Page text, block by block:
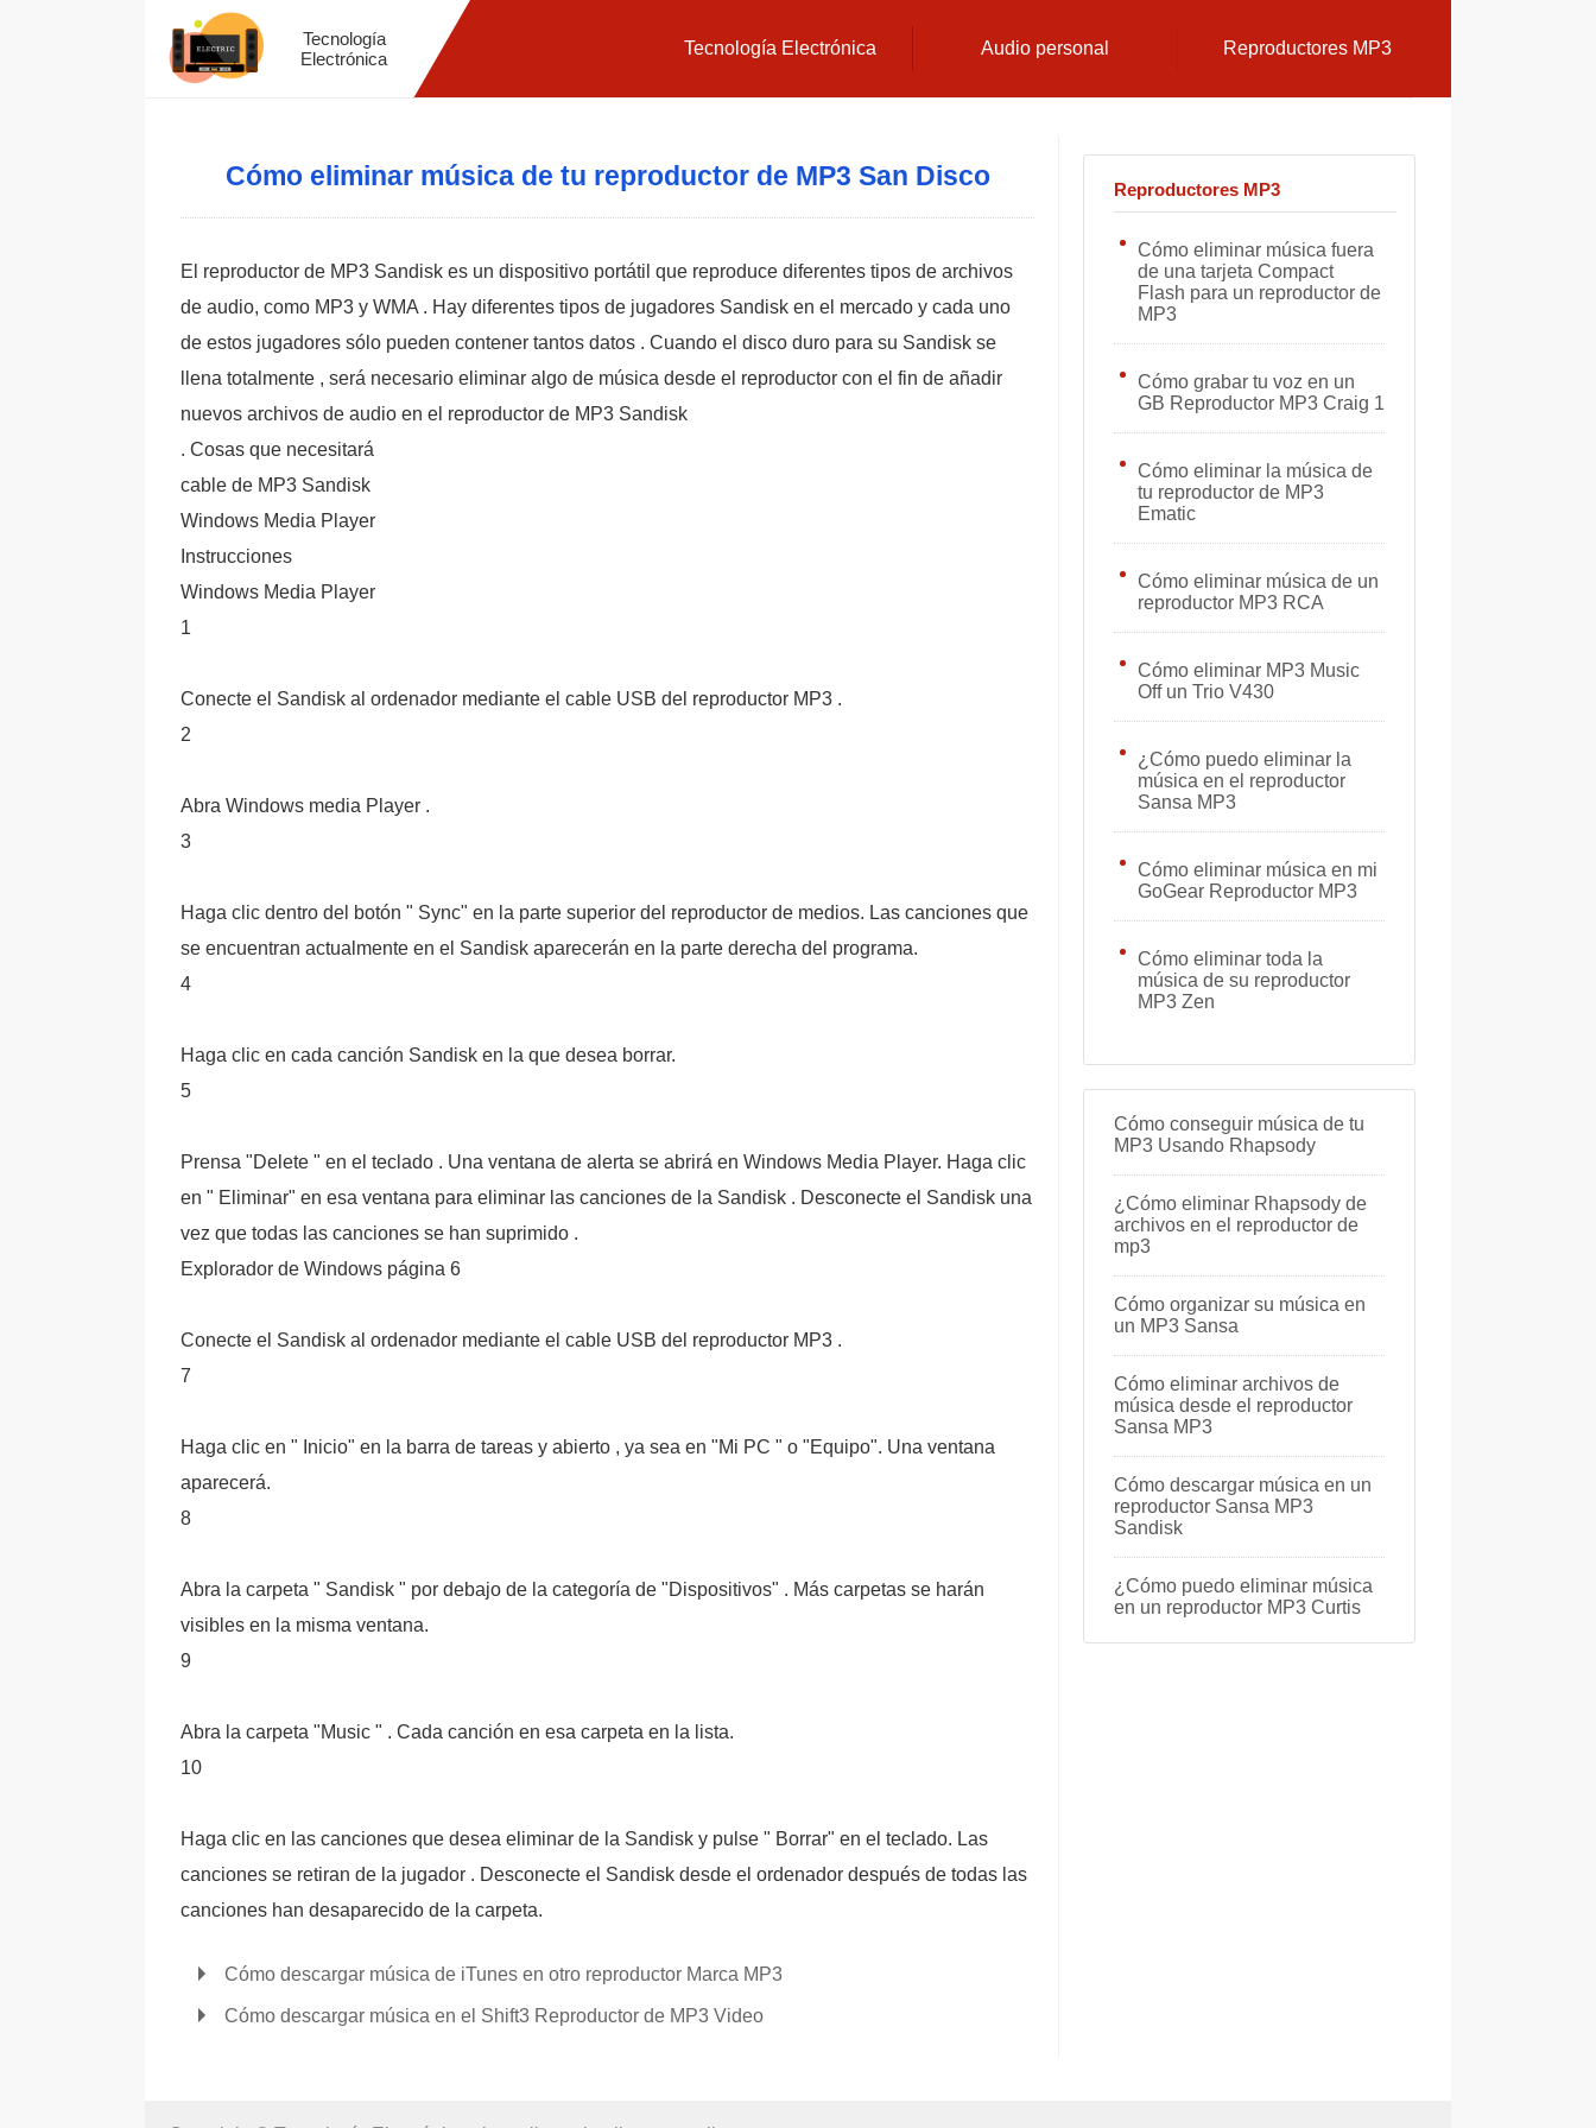
Tecnología
Electrónica
Tecnología Electrónica Audio personal Reproductores MP3
Cómo eliminar música de tu reproductor de MP3 San Disco
El reproductor de MP3 Sandisk es un dispositivo portátil que reproduce diferentes tipos de archivos
de audio, como MP3 y WMA . Hay diferentes tipos de jugadores Sandisk en el mercado y cada uno
de estos jugadores sólo pueden contener tantos datos . Cuando el disco duro para su Sandisk se
llena totalmente , será necesario eliminar algo de música desde el reproductor con el fin de añadir
nuevos archivos de audio en el reproductor de MP3 Sandisk
. Cosas que necesitará
cable de MP3 Sandisk
Windows Media Player
Instrucciones
Windows Media Player
1
Conecte el Sandisk al ordenador mediante el cable USB del reproductor MP3 .
2
Abra Windows media Player .
3
Haga clic dentro del botón " Sync" en la parte superior del reproductor de medios. Las canciones que
se encuentran actualmente en el Sandisk aparecerán en la parte derecha del programa.
4
Haga clic en cada canción Sandisk en la que desea borrar.
5
Prensa "Delete " en el teclado . Una ventana de alerta se abrirá en Windows Media Player. Haga clic
en " Eliminar" en esa ventana para eliminar las canciones de la Sandisk . Desconecte el Sandisk una
vez que todas las canciones se han suprimido .
Explorador de Windows página 6
Conecte el Sandisk al ordenador mediante el cable USB del reproductor MP3 .
7
Haga clic en " Inicio" en la barra de tareas y abierto , ya sea en "Mi PC " o "Equipo". Una ventana
aparecerá.
8
Abra la carpeta " Sandisk " por debajo de la categoría de "Dispositivos" . Más carpetas se harán
visibles en la misma ventana.
9
Abra la carpeta "Music " . Cada canción en esa carpeta en la lista.
10
Haga clic en las canciones que desea eliminar de la Sandisk y pulse " Borrar" en el teclado. Las
canciones se retiran de la jugador . Desconecte el Sandisk desde el ordenador después de todas las
canciones han desaparecido de la carpeta.
Cómo descargar música de iTunes en otro reproductor Marca MP3
Cómo descargar música en el Shift3 Reproductor de MP3 Video
Reproductores MP3
Cómo eliminar música fuera
de una tarjeta Compact
Flash para un reproductor de
MP3
Cómo grabar tu voz en un
GB Reproductor MP3 Craig 1
Cómo eliminar la música de
tu reproductor de MP3
Ematic
Cómo eliminar música de un
reproductor MP3 RCA
Cómo eliminar MP3 Music
Off un Trio V430
¿Cómo puedo eliminar la
música en el reproductor
Sansa MP3
Cómo eliminar música en mi
GoGear Reproductor MP3
Cómo eliminar toda la
música de su reproductor
MP3 Zen
Cómo conseguir música de tu
MP3 Usando Rhapsody
¿Cómo eliminar Rhapsody de
archivos en el reproductor de
mp3
Cómo organizar su música en
un MP3 Sansa
Cómo eliminar archivos de
música desde el reproductor
Sansa MP3
Cómo descargar música en un
reproductor Sansa MP3
Sandisk
¿Cómo puedo eliminar música
en un reproductor MP3 Curtis